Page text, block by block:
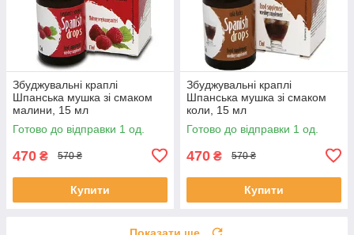
Збуджувальні краплі
Шпанська мушка зі смаком
малини, 15 мл
Готово до відправки 1 од.
470 ₴ 570 ₴
Купити
Збуджувальні краплі
Шпанська мушка зі смаком
коли, 15 мл
Готово до відправки 1 од.
470 ₴ 570 ₴
Купити